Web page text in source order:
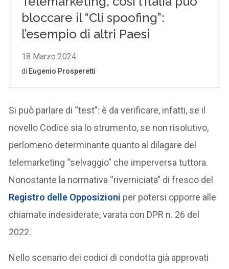
Si può parlare di “test”: è da verificare, infatti, se il
novello Codice sia lo strumento, se non risolutivo,
perlomeno determinante quanto al dilagare del
telemarketing “selvaggio” che imperversa tuttora.
Nonostante la normativa “riverniciata” di fresco del
Registro delle Opposizioni per potersi opporre alle
chiamate indesiderate, varata con DPR n. 26 del
2022.
Nello scenario dei codici di condotta già approvati